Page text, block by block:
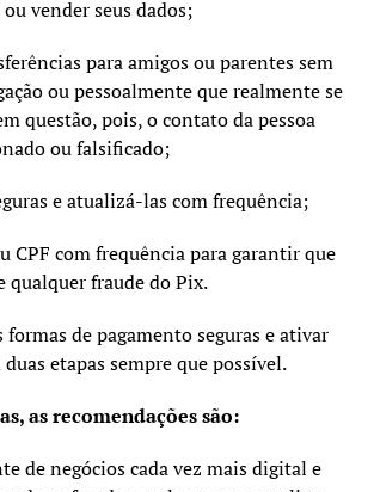
vender seus dados;
para amigos ou parentes sem
ou pessoalmente que realmente se
questão, pois, o contato da pessoa
ou falsificado;
e atualizá-las com frequência;
CPF com frequência para garantir que
fraude do Pix.
de pagamento seguras e ativar
etapas sempre que possível.
as recomendações são:
de negócios cada vez mais digital e